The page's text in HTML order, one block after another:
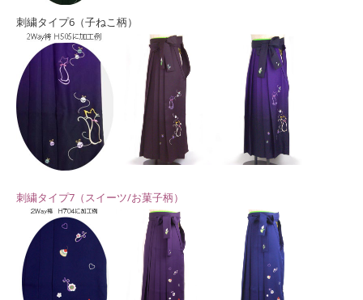
刺繍タイプ6（子ねこ柄）
刺繍タイプ7（スイーツ/お菓子柄）